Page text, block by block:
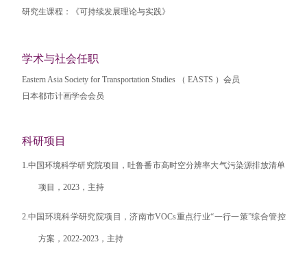
研究生课程：《可持续发展理论与实践》
学术与社会任职
Eastern Asia Society for Transportation Studies （ EASTS ）会员
日本都市计画学会会员
科研项目
1. 中国环境科学研究院项目，吐鲁番市高时空分辨率大气污染源排放清单
项目， 2023，主持
2. 中国环境科学研究院项目，济南市VOCs重点行业“一行一策”综合管控
方案， 2022-2023，主持